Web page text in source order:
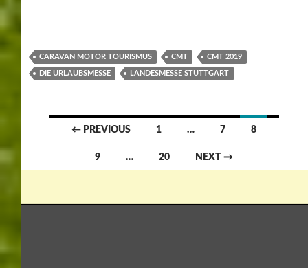
CARAVAN MOTOR TOURISMUS CMT CMT 2019
DIE URLAUBSMESSE LANDESMESSE STUTTGART
Posts
navigation
← PREVIOUS 1 … 7 8
9 … 20 NEXT →